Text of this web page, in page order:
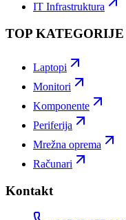
IT Infrastruktura
TOP KATEGORIJE
Laptopi
Monitori
Komponente
Periferija
Mrežna oprema
Računari
Kontakt